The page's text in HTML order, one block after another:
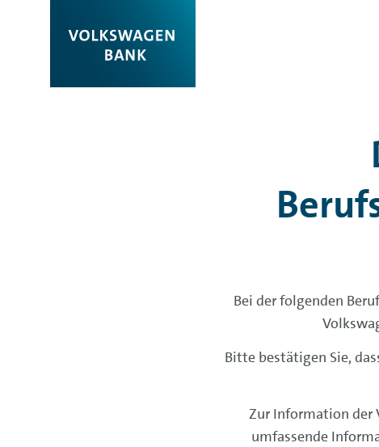
Bei der folgenden
Bitte bestätigen Sie,
Zur Information der
umfassende